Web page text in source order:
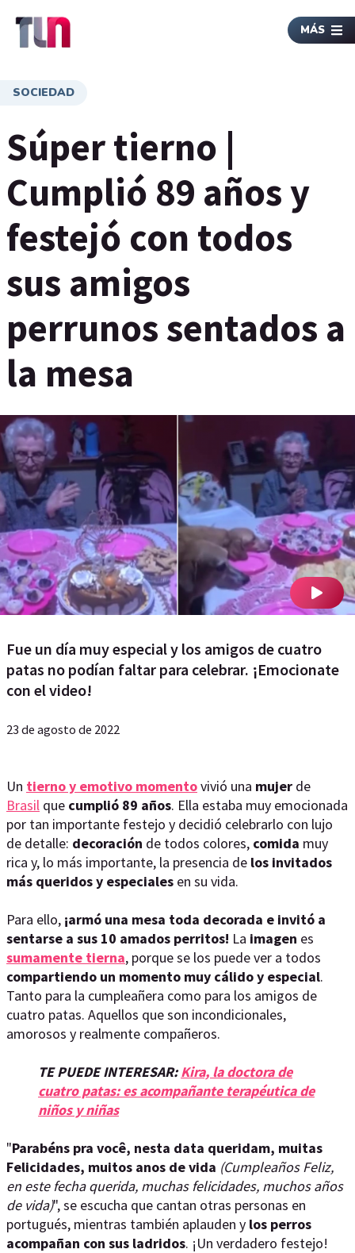
MÁS
SOCIEDAD
Súper tierno |
Cumplió 89 años y
festejó con todos
sus amigos
perrunos sentados a
la mesa
Fue un día muy especial y los amigos de cuatro
patas no podían faltar para celebrar. ¡Emocionate
con el video!
23 de agosto de 2022
Un tierno y emotivo momentovivió una mujer de
Brasil que cumplió 89 años. Ella estaba muy emocionada
por tan importante festejo y decidió celebrarlo con lujo
de detalle: decoración de todos colores, comida muy
rica y, lo más importante, la presencia de los invitados
más queridos y especiales en su vida.
Para ello, ¡armó una mesa toda decorada e invitó a
sentarse a sus 10 amados perritos! La imagen es
sumamente tierna, porque se los puede ver a todos
compartiendo un momento muy cálido y especial.
Tanto para la cumpleañera como para los amigos de
cuatro patas. Aquellos que son incondicionales,
amorosos y realmente compañeros.
TE PUEDE INTERESAR:Kira, la doctora de
cuatro patas: es acompañante terapéutica de
niños y niñas
"Parabéns pra você, nesta data queridam, muitas
Felicidades, muitos anos de vida (Cumpleaños Feliz,
en este fecha querida, muchas felicidades, muchos años
de vida)", se escucha que cantan otras personas en
portugués, mientras también aplauden y los perros
acompañan con sus ladridos. ¡Un verdadero festejo!